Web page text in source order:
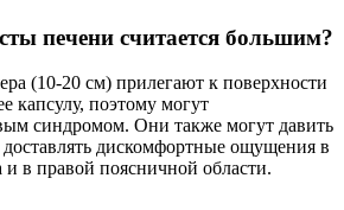
печени считается большим?
(10-20 см) прилегают к поверхности
капсулу, поэтому могут
синдромом. Они также могут давить
дискомфортные ощущения в
и в правой поясничной области.